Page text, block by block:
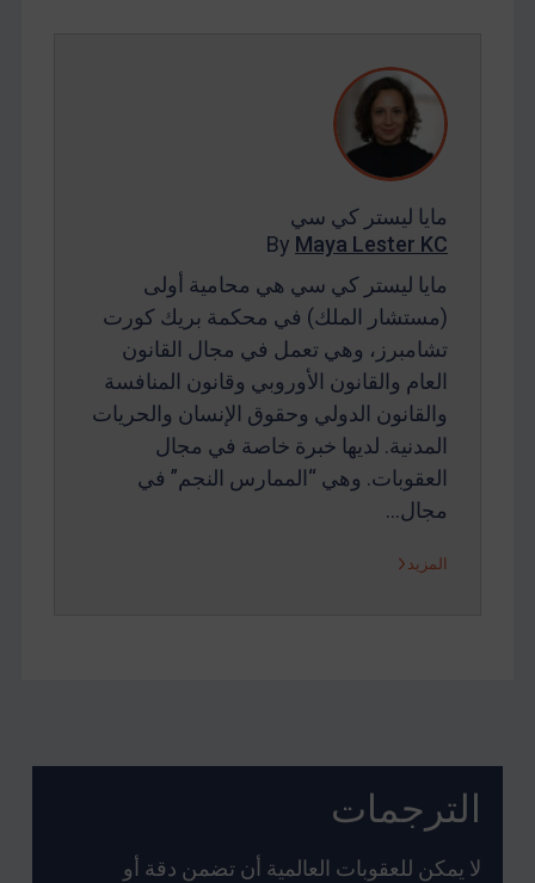
مايا ليستر كي سي
By Maya Lester KC
مايا ليستر كي سي هي محامية أولى
(مستشار الملك) في محكمة بريك كورت
تشامبرز، وهي تعمل في مجال القانون
العام والقانون الأوروبي وقانون المنافسة
والقانون الدولي وحقوق الإنسان والحريات
المدنية. لديها خبرة خاصة في مجال
العقوبات. وهي “الممارس النجم” في
مجال…
المزيد
الترجمات
لا يمكن للعقوبات العالمية أن تضمن دقة أو